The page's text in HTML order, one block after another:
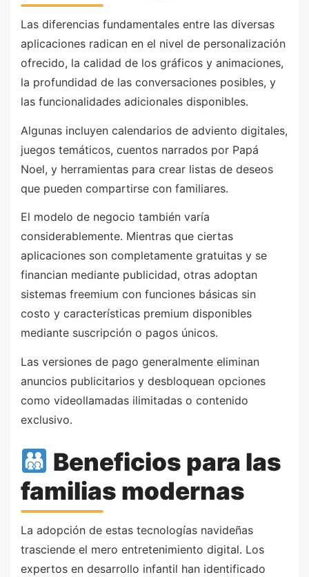
Las diferencias fundamentales entre las diversas
aplicaciones radican en el nivel de personalización
ofrecido, la calidad de los gráficos y animaciones,
la profundidad de las conversaciones posibles, y
las funcionalidades adicionales disponibles.
Algunas incluyen calendarios de adviento digitales,
juegos temáticos, cuentos narrados por Papá
Noel, y herramientas para crear listas de deseos
que pueden compartirse con familiares.
El modelo de negocio también varía
considerablemente. Mientras que ciertas
aplicaciones son completamente gratuitas y se
financian mediante publicidad, otras adoptan
sistemas freemium con funciones básicas sin
costo y características premium disponibles
mediante suscripción o pagos únicos.
Las versiones de pago generalmente eliminan
anuncios publicitarios y desbloquean opciones
como videollamadas ilimitadas o contenido
exclusivo.
Beneficios para las
familias modernas
La adopción de estas tecnologías navideñas
trasciende el mero entretenimiento digital. Los
expertos en desarrollo infantil han identificado